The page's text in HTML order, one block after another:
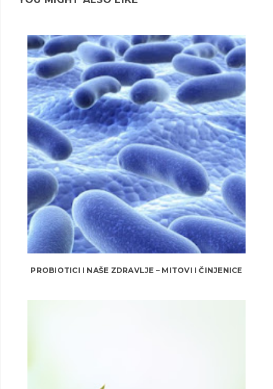
PROBIOTICI I NAŠE ZDRAVLJE – MITOVI I ČINJENICE